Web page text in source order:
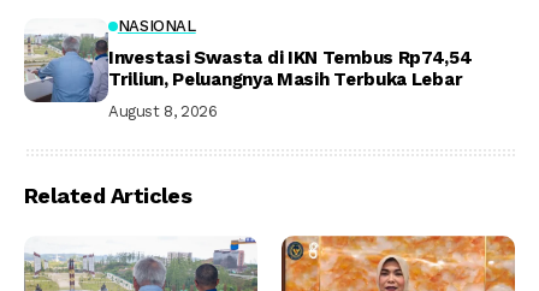
NASIONAL
Investasi Swasta di IKN Tembus Rp74,54
Triliun, Peluangnya Masih Terbuka Lebar
August 8, 2026
Related Articles